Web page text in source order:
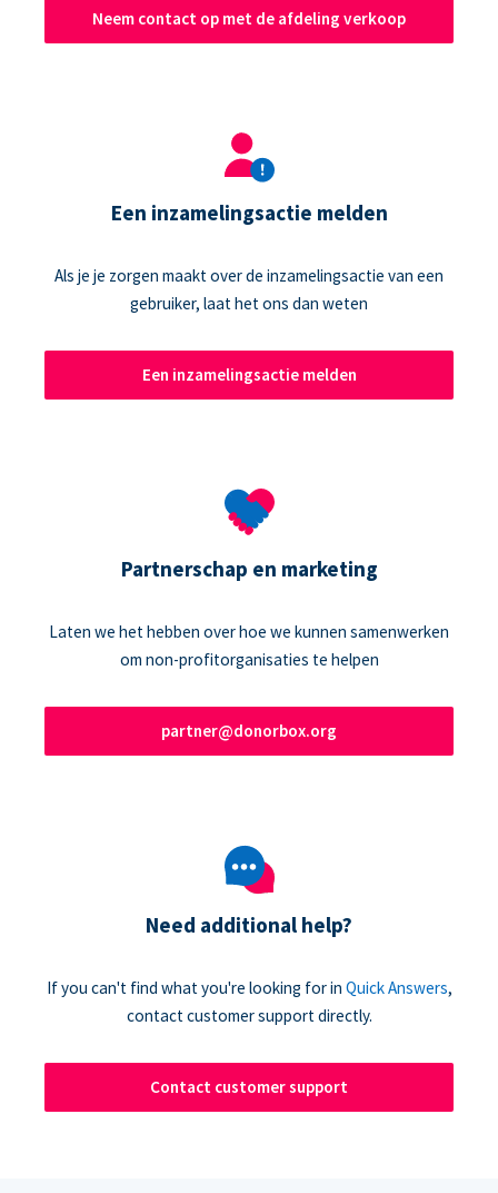
Neem contact op met de afdeling verkoop
Een inzamelingsactie melden
Als je je zorgen maakt over de inzamelingsactie van een
gebruiker, laat het ons dan weten
Een inzamelingsactie melden
Partnerschap en marketing
Laten we het hebben over hoe we kunnen samenwerken
om non-profitorganisaties te helpen
partner@donorbox.org
Need additional help?
If you can't find what you're looking for in Quick Answers,
contact customer support directly.
Contact customer support